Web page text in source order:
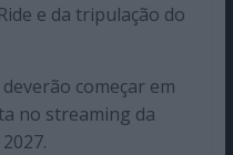
e da tripulação do
começar em
no streaming da